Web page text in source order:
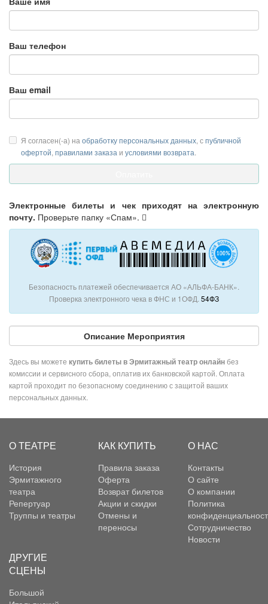
Ваш телефон
Ваш email
Я согласен(-а) на обработку персональных данных, спубличной
офертой, правилами заказа и условиями возврата.
Электронные билеты и чек приходят на электронную
почту. Проверьте папку «Спам».
Безопасность платежей обеспечивается АО «АЛЬФА-БАНК».
Проверка электронного чека в ФНС и 1ОФД. 54ФЗ
Описание Мероприятия
Здесь вы можете купить билеты в Эрмитажный театр онлайнбез
комиссии и сервисного сбора, оплатив их банковской картой. Оплата
картой проходит по безопасному соединению с защитой ваших
персональных данных.
О ТЕАТРЕ
История
Эрмитажного
театра
Репертуар
Труппы и театры
КАК КУПИТЬ
Правила заказа
Оферта
Возврат билетов
Акции и скидки
Отмены и
переносы
О НАС
Контакты
О сайте
О компании
Политика
Сотрудничество
Новости
ДРУГИЕ
СЦЕНЫ
Большой